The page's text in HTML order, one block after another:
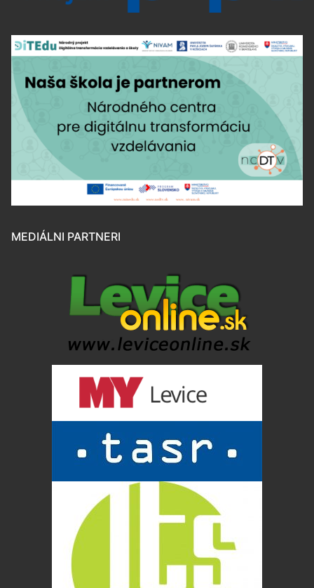
MEDIÁLNI PARTNERI